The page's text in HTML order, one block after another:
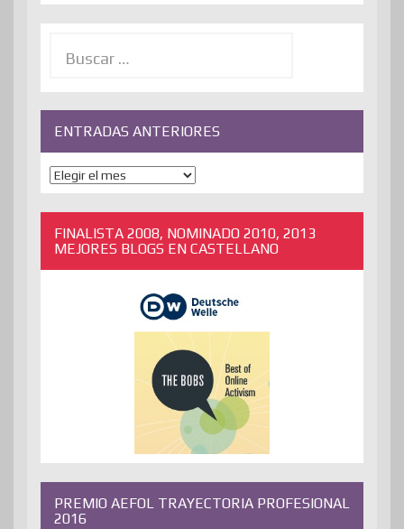
ENTRADAS ANTERIORES
ENTRADAS
ANTERIORES
FINALISTA 2008, NOMINADO 2010, 2013
MEJORES BLOGS EN CASTELLANO
PREMIO AEFOL TRAYECTORIA PROFESIONAL
2016